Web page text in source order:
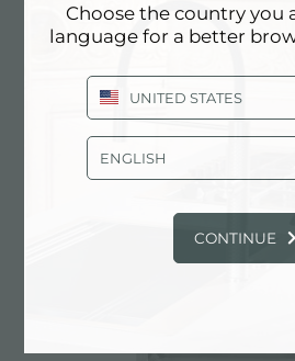
Choose the country you
language for a better
UNITED STATES
ENGLISH
CONTINUE